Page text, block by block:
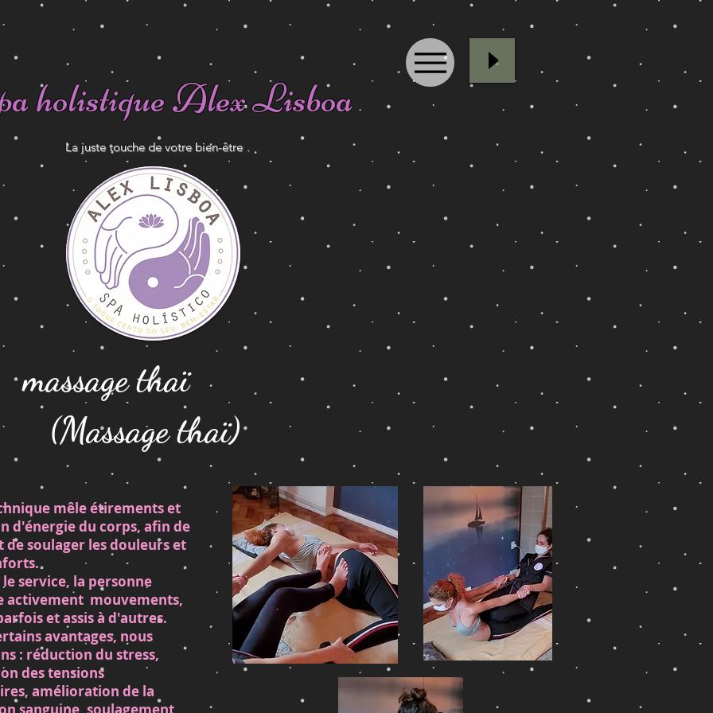
holistique Alex Lisboa
La juste touche de votre bien-être .
massage thaï
(Massage thaï)
mêle étirements et
d'énergie du corps, afin de
soulager les douleurs et
service, la personne
activement mouvements,
et assis à d'autres.
avantages, nous
: réduction du stress,
des tensions
amélioration de la